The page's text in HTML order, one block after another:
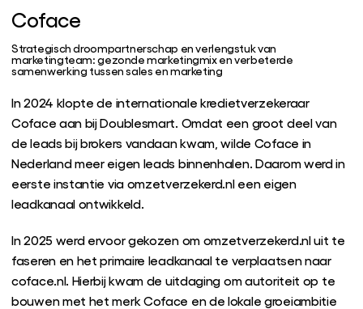
Coface
Strategisch droompartnerschap en verlengstuk van
marketingteam: gezonde marketingmix en verbeterde
samenwerking tussen sales en marketing
In 2024 klopte de internationale kredietverzekeraar
Coface aan bij Doublesmart. Omdat een groot deel van
de leads bij brokers vandaan kwam, wilde Coface in
Nederland meer eigen leads binnenhalen. Daarom werd in
eerste instantie via omzetverzekerd.nl een eigen
leadkanaal ontwikkeld.
In 2025 werd ervoor gekozen om omzetverzekerd.nl uit te
faseren en het primaire leadkanaal te verplaatsen naar
coface.nl. Hierbij kwam de uitdaging om autoriteit op te
bouwen met het merk Coface en de lokale groeiambitie